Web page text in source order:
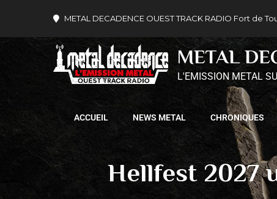
METAL DECADENCE OUEST TRACK RADIO Fort de
METAL
L'EMISSION METAL
ACCUEIL NEWS METAL CHRONIQUES
Hellfest 2027